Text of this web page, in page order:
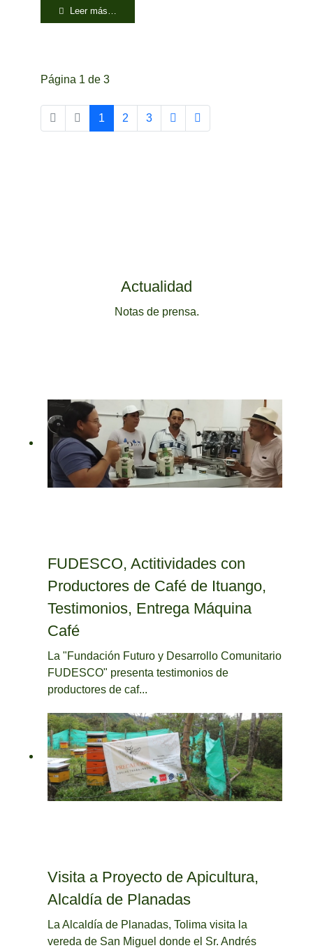
Leer más…
Página 1 de 3
1 2 3
Actualidad
Notas de prensa.
FUDESCO, Actitividades con
Productores de Café de Ituango,
Testimonios, Entrega Máquina
Café
La "Fundación Futuro y Desarrollo Comunitario
FUDESCO" presenta testimonios de
productores de caf...
Visita a Proyecto de Apicultura,
Alcaldía de Planadas
La Alcaldía de Planadas, Tolima visita la
vereda de San Miguel donde el Sr. Andrés